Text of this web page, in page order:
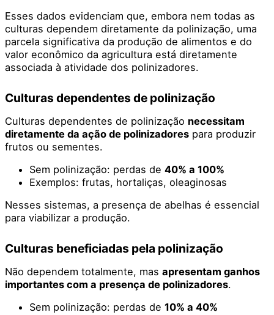
Esses dados evidenciam que, embora nem todas as
culturas dependem diretamente da polinização, uma
parcela significativa da produção de alimentos e do
valor econômico da agricultura está diretamente
associada à atividade dos polinizadores.
Culturas dependentes de polinização
Culturas dependentes de polinização necessitam
diretamente da ação de polinizadores para produzir
frutos ou sementes.
Sem polinização: perdas de 40% a 100%
Exemplos: frutas, hortaliças, oleaginosas
Nesses sistemas, a presença de abelhas é essencial
para viabilizar a produção.
Culturas beneficiadas pela polinização
Não dependem totalmente, mas apresentam ganhos
importantes com a presença de polinizadores.
Sem polinização: perdas de 10% a 40%